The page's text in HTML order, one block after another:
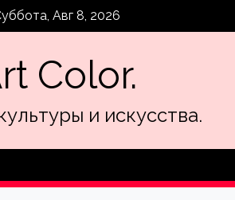
Авг 8, 2026
Color.
и искусства.